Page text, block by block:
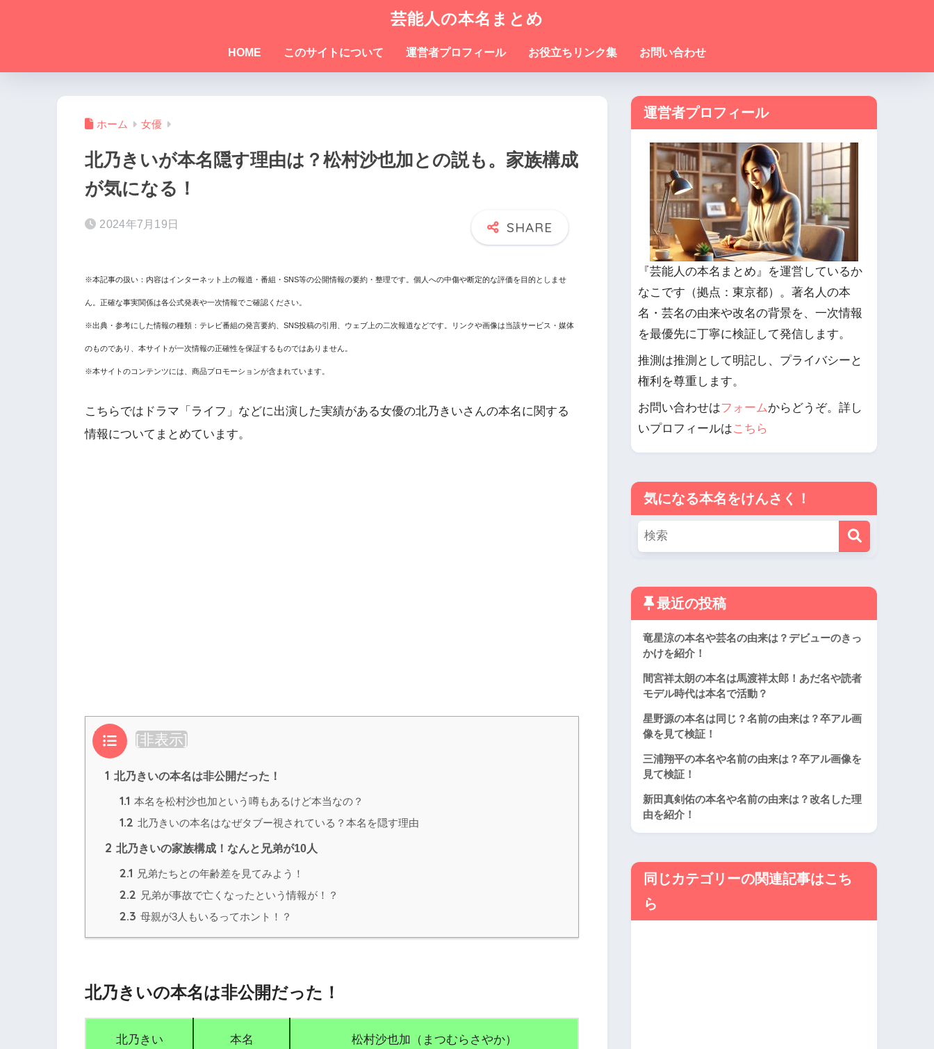
芸能人の本名まとめ
HOME このサイトについて 運営者プロフィール お役立ちリンク集 お問い合わせ
ホーム 女優
北乃きいが本名隠す理由は？松村沙也加との説も。家族構成
が気になる！
2024年7月19日
※本記事の扱い：内容はインターネット上の報道・番組・SNS等の公開情報の要約・整理です。個人への中傷や断定的な評価を目的としませ
ん。正確な事実関係は各公式発表や一次情報でご確認ください。
※出典・参考にした情報の種類：テレビ番組の発言要約、SNS投稿の引用、ウェブ上の二次報道などです。リンクや画像は当該サービス・媒体
のものであり、本サイトが一次情報の正確性を保証するものではありません。
※本サイトのコンテンツには、商品プロモーションが含まれています。
こちらではドラマ「ライフ」などに出演した実績がある女優の北乃きいさんの本名に関する
情報についてまとめています。
目次 [非表示]
1 北乃きいの本名は非公開だった！
1.1 本名を松村沙也加という噂もあるけど本当なの？
1.2 北乃きいの本名はなぜタブー視されている？本名を隠す理由
2 北乃きいの家族構成！なんと兄弟が10人
2.1 兄弟たちとの年齢差を見てみよう！
2.2 兄弟が事故で亡くなったという情報が！？
2.3 母親が3人もいるってホント！？
北乃きいの本名は非公開だった！
北乃きい 本名 松村沙也加（まつむらさやか）
運営者プロフィール
『芸能人の本名まとめ』を運営しているか
なこです（拠点：東京都）。著名人の本
名・芸名の由来や改名の背景を、一次情報
を最優先に丁寧に検証して発信します。
推測は推測として明記し、プライバシーと
権利を尊重します。
お問い合わせはフォームからどうぞ。詳し
いプロフィールはこちら
気になる本名をけんさく！
最近の投稿
竜星涼の本名や芸名の由来は？デビューのきっ
かけを紹介！
間宮祥太朗の本名は馬渡祥太郎！あだ名や読者
モデル時代は本名で活動？
星野源の本名は同じ？名前の由来は？卒アル画
像を見て検証！
三浦翔平の本名や名前の由来は？卒アル画像を
見て検証！
新田真剣佑の本名や名前の由来は？改名した理
由を紹介！
同じカテゴリーの関連記事はこち
ら